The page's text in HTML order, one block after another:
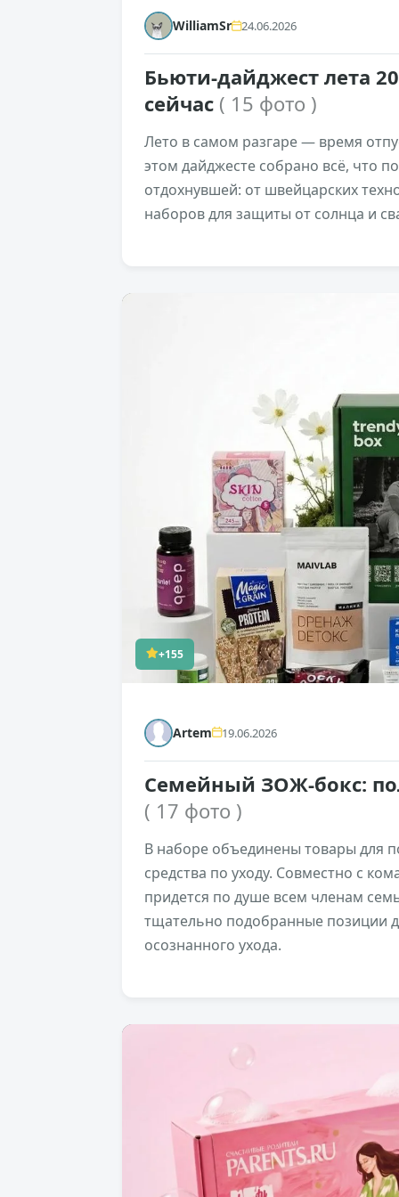
WilliamSr 24.06.2026
Бьюти-дайджест лета
сейчас ( 15 фото )
Лето в самом разгаре — время
этом дайджесте собрано всё, что
отдохнувшей: от швейцарских
наборов для защиты от солнца и
+155
Artem 19.06.2026
Семейный ЗОЖ-бокс:
( 17 фото )
В наборе объединены товары для
средства по уходу. Совместно с
придется по душе всем членам
тщательно подобранные позиции
осознанного ухода.